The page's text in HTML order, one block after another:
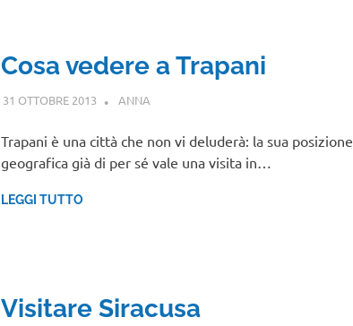
Cosa vedere a Trapani
31 OTTOBRE 2013 ANNA
Trapani è una città che non vi deluderà: la sua posizione
geografica già di per sé vale una visita in…
LEGGI TUTTO
Visitare Siracusa